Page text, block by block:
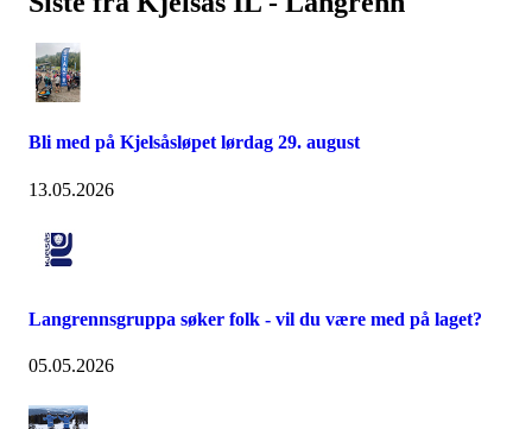
Bli med på Kjelsåsløpet lørdag 29. august
13.05.2026
Langrennsgruppa søker folk - vil du være med på laget?
05.05.2026